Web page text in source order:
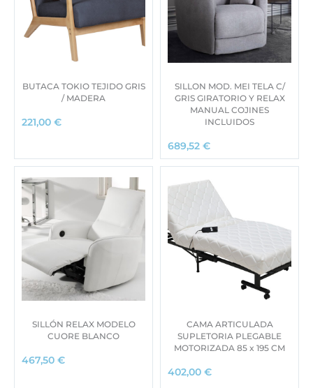
BUTACA TOKIO TEJIDO GRIS
/ MADERA
221,00 €
SILLON MOD. MEI TELA C/
GRIS GIRATORIO Y RELAX
MANUAL COJINES
INCLUIDOS
689,52 €
SILLÓN RELAX MODELO
CUORE BLANCO
467,50 €
CAMA ARTICULADA
SUPLETORIA PLEGABLE
MOTORIZADA 85 x 195 CM
402,00 €